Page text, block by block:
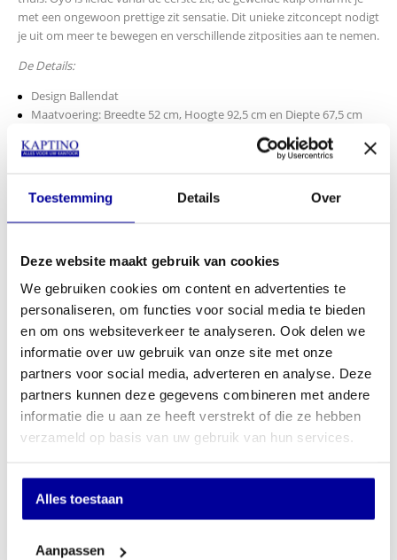
Toestemming Details Over
Deze website maakt gebruik van cookies
We gebruiken cookies om content en advertenties te
personaliseren, om functies voor social media te bieden
en om ons websiteverkeer te analyseren. Ook delen we
informatie over uw gebruik van onze site met onze
partners voor social media, adverteren en analyse. Deze
partners kunnen deze gegevens combineren met andere
informatie die u aan ze heeft verstrekt of die ze hebben
verzameld op basis van uw gebruik van hun services.
Alles toestaan
Aanpassen
met een ongewoon prettige zit sensatie. Dit unieke zitconcept nodigt
je uit om meer te bewegen en verschillende zitposities aan te nemen.
De Details:
Design Ballendat
Maatvoering: Breedte 52 cm, Hoogte 92,5 cm en Diepte 67,5 cm
Frame: Dubbele stalenbuis mat wit
integraalschuim
Belastbaar: tot 120 kg
Stof Cura in 5 kleuren: Donker Paars, Zwart, Groen Gemeleerd,
Bodem bescherming: Universeel glijder geschikt voor nagenoeg
alle vloeren.
Artikel nummer 080-WH-WH-CU 10
INCL BTW: 399,00
In mijn winkelwagen
Specificaties